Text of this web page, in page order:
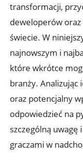
transformacji,
deweloperów ⁤oraz
świecie. W
najnowszym i⁤
które wkrótce
branży. Analizując
oraz potencjalny
odpowiedzieć na
szczególną⁤ uwagę
graczami w